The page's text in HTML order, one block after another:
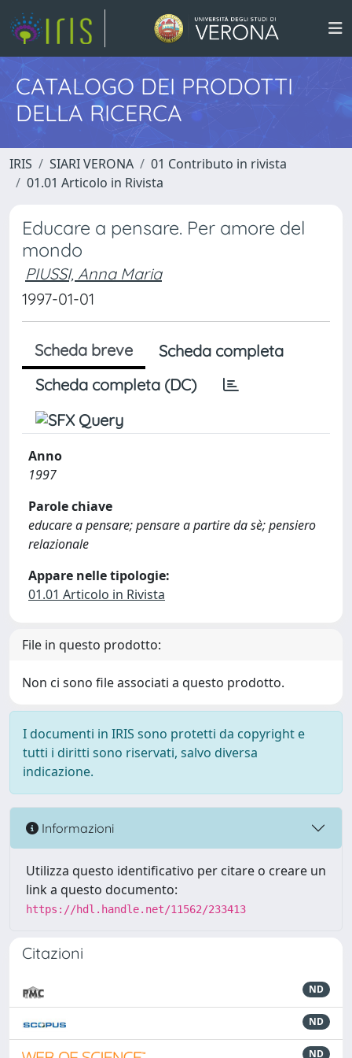
CATALOGO DEI PRODOTTI
DELLA RICERCA
IRIS SIARI VERONA
01 Contributo in rivista
01.01 Articolo in Rivista
Educare a pensare. Per amore del
mondo
PIUSSI, Anna Maria
1997-01-01
Scheda breve
Scheda completa
Scheda completa (DC)
Anno
1997
Parole chiave
educare a pensare; pensare a partire da sè; pensiero
relazionale
Appare nelle tipologie:
01.01 Articolo in Rivista
File in questo prodotto:
Non ci sono file associati a questo prodotto.
I documenti in IRIS sono protetti da copyright e
tutti i diritti sono riservati, salvo diversa
indicazione.
Informazioni
Utilizza questo identificativo per citare o creare un
link a questo documento:
https://hdl.handle.net/11562/233413
Citazioni
ND
ND
ND